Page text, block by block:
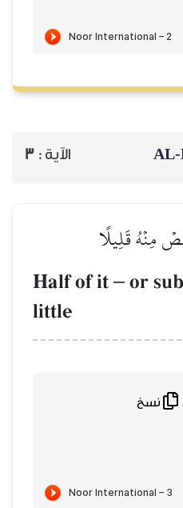
الآية : 3
مِنۡهُ قَلِيلًا
Half of it – or
little